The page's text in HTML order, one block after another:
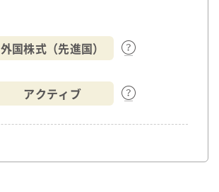
外国株式（先進国）
アクティブ